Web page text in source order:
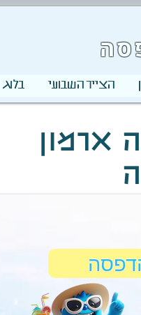
הצייר השבועי בלוג
ארמון